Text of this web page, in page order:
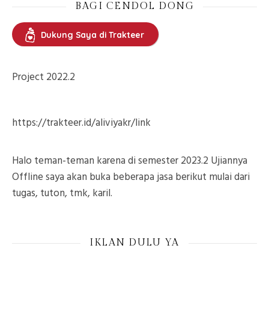
BAGI CENDOL DONG
Dukung Saya di Trakteer
Project 2022.2
https://trakteer.id/aliviyakr/link
Halo teman-teman karena di semester 2023.2 Ujiannya
Offline saya akan buka beberapa jasa berikut mulai dari
tugas, tuton, tmk, karil.
IKLAN DULU YA